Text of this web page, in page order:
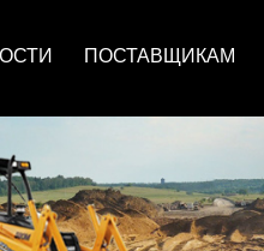
ПОСТАВЩИКАМ